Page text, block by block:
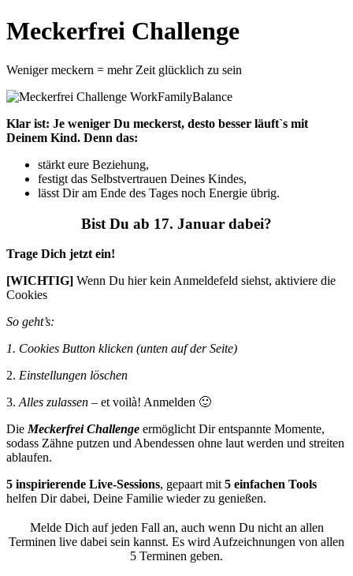
Meckerfrei Challenge
Weniger meckern = mehr Zeit glücklich zu sein
Klar ist: Je weniger Du meckerst, desto besser läuft`s mit
Deinem Kind. Denn das:
stärkt eure Beziehung,
festigt das Selbstvertrauen Deines Kindes,
lässt Dir am Ende des Tages noch Energie übrig.
Bist Du ab 17. Januar dabei?
Trage Dich jetzt ein!
[WICHTIG] Wenn Du hier kein Anmeldefeld siehst, aktiviere die
Cookies
So geht’s:
1. Cookies Button klicken (unten auf der Seite)
2. Einstellungen löschen
3. Alles zulassen – et voilà! Anmelden 🙂
Die Meckerfrei Challenge ermöglicht Dir entspannte Momente,
sodass Zähne putzen und Abendessen ohne laut werden und streiten
ablaufen.
5 inspirierende Live-Sessions, gepaart mit 5 einfachen Tools
helfen Dir dabei, Deine Familie wieder zu genießen.
Melde Dich auf jeden Fall an, auch wenn Du nicht an allen
Terminen live dabei sein kannst. Es wird Aufzeichnungen von allen
5 Terminen geben.